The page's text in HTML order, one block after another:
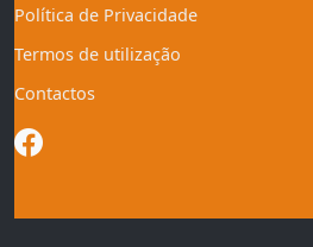
Política de Privacidade
Termos de utilização
Contactos